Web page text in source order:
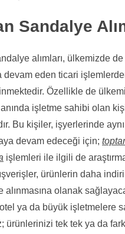
Sandalye
alımları, ülkemizde
devam eden ticari
Özellikle de
işletme sahibi olan
Bu kişiler, işyerlerinde
devam edeceği için;
işlemleri ile ilgili de
ürünlerin daha
alınmasına olanak
ya da büyük işletmelere
ürünlerinizi tek tek ya da